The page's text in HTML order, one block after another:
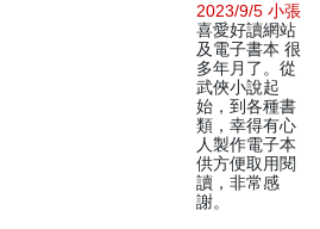
2023/9/5 小張
喜愛好讀網站
及電子書本 很
多年月了。從
武俠小說起
始，到各種書
類，幸得有心
人製作電子本
供方便取用閱
讀，非常感
謝。